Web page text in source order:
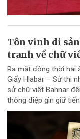
Tôn vinh di
tranh về chữ
Ra mắt đồng thời hai
Giấy Hlabar – Sử thi
sử chữ viết Bahnar
thông điệp gìn giữ